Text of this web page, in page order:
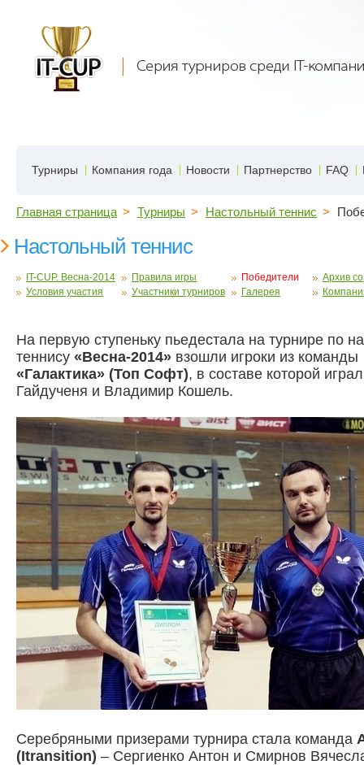
Турниры Компания года Новости Партнерство FAQ
Главная страница > Турниры > Настольный теннис >
Настольный теннис
IT-CUP. Весна-2014
Условия участия
Правила игры
Участники турниров
Победители
Галерея
Архив
На первую ступеньку пьедестала на турнире по
теннису «Весна-2014» взошли игроки из команды
«Галактика» (Топ Софт), в составе которой
Гайдученя и Владимир Кошель.
Серебряными призерами турнира стала команда
(Itransition) – Сергиенко Антон и Смирнов